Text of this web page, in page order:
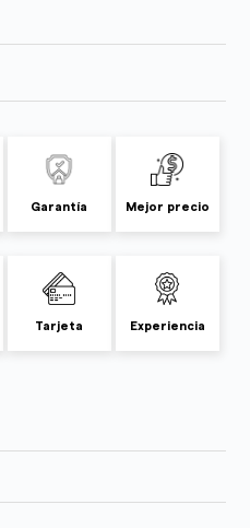
Garantía Mejor precio
Tarjeta Experiencia